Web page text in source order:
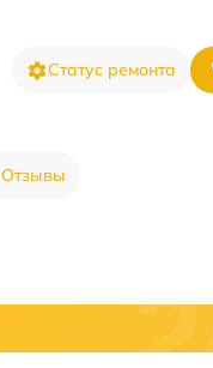
Статус ремонта
Отзывы